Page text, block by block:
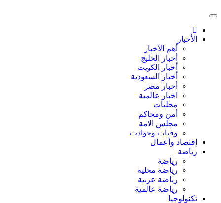
الأخبار
أهم الأخبار
أخبار الخليج
أخبار الكويت
أخبار السعودية
أخبار مصر
اخبار عالمية
محليات
أمن ومحاكم
مجلس الامة
وفيات وحوادث
إقتصاد وأعمال
رياضة
رياضة
رياضة محلية
رياضة عربية
رياضة عالمية
تكنولوجيا